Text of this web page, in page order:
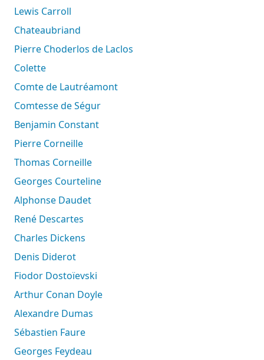
Lewis Carroll
Chateaubriand
Pierre Choderlos de Laclos
Colette
Comte de Lautréamont
Comtesse de Ségur
Benjamin Constant
Pierre Corneille
Thomas Corneille
Georges Courteline
Alphonse Daudet
René Descartes
Charles Dickens
Denis Diderot
Fiodor Dostoïevski
Arthur Conan Doyle
Alexandre Dumas
Sébastien Faure
Georges Feydeau